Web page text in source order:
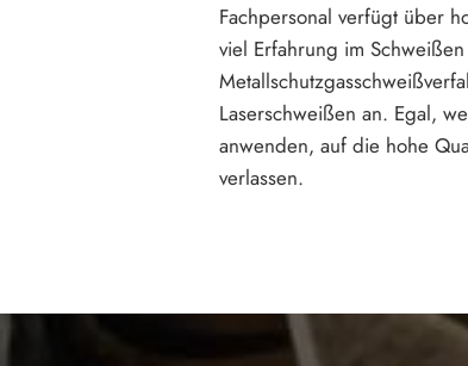
Fachpersonal verfügt über
viel Erfahrung im
Laserschweißen an. Egal,
anwenden, auf die hohe
verlassen.